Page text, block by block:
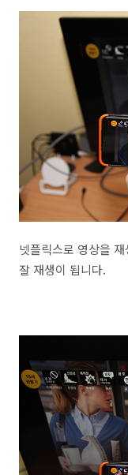
넷플릭스로 영상을
잘 재생이 됩니다.